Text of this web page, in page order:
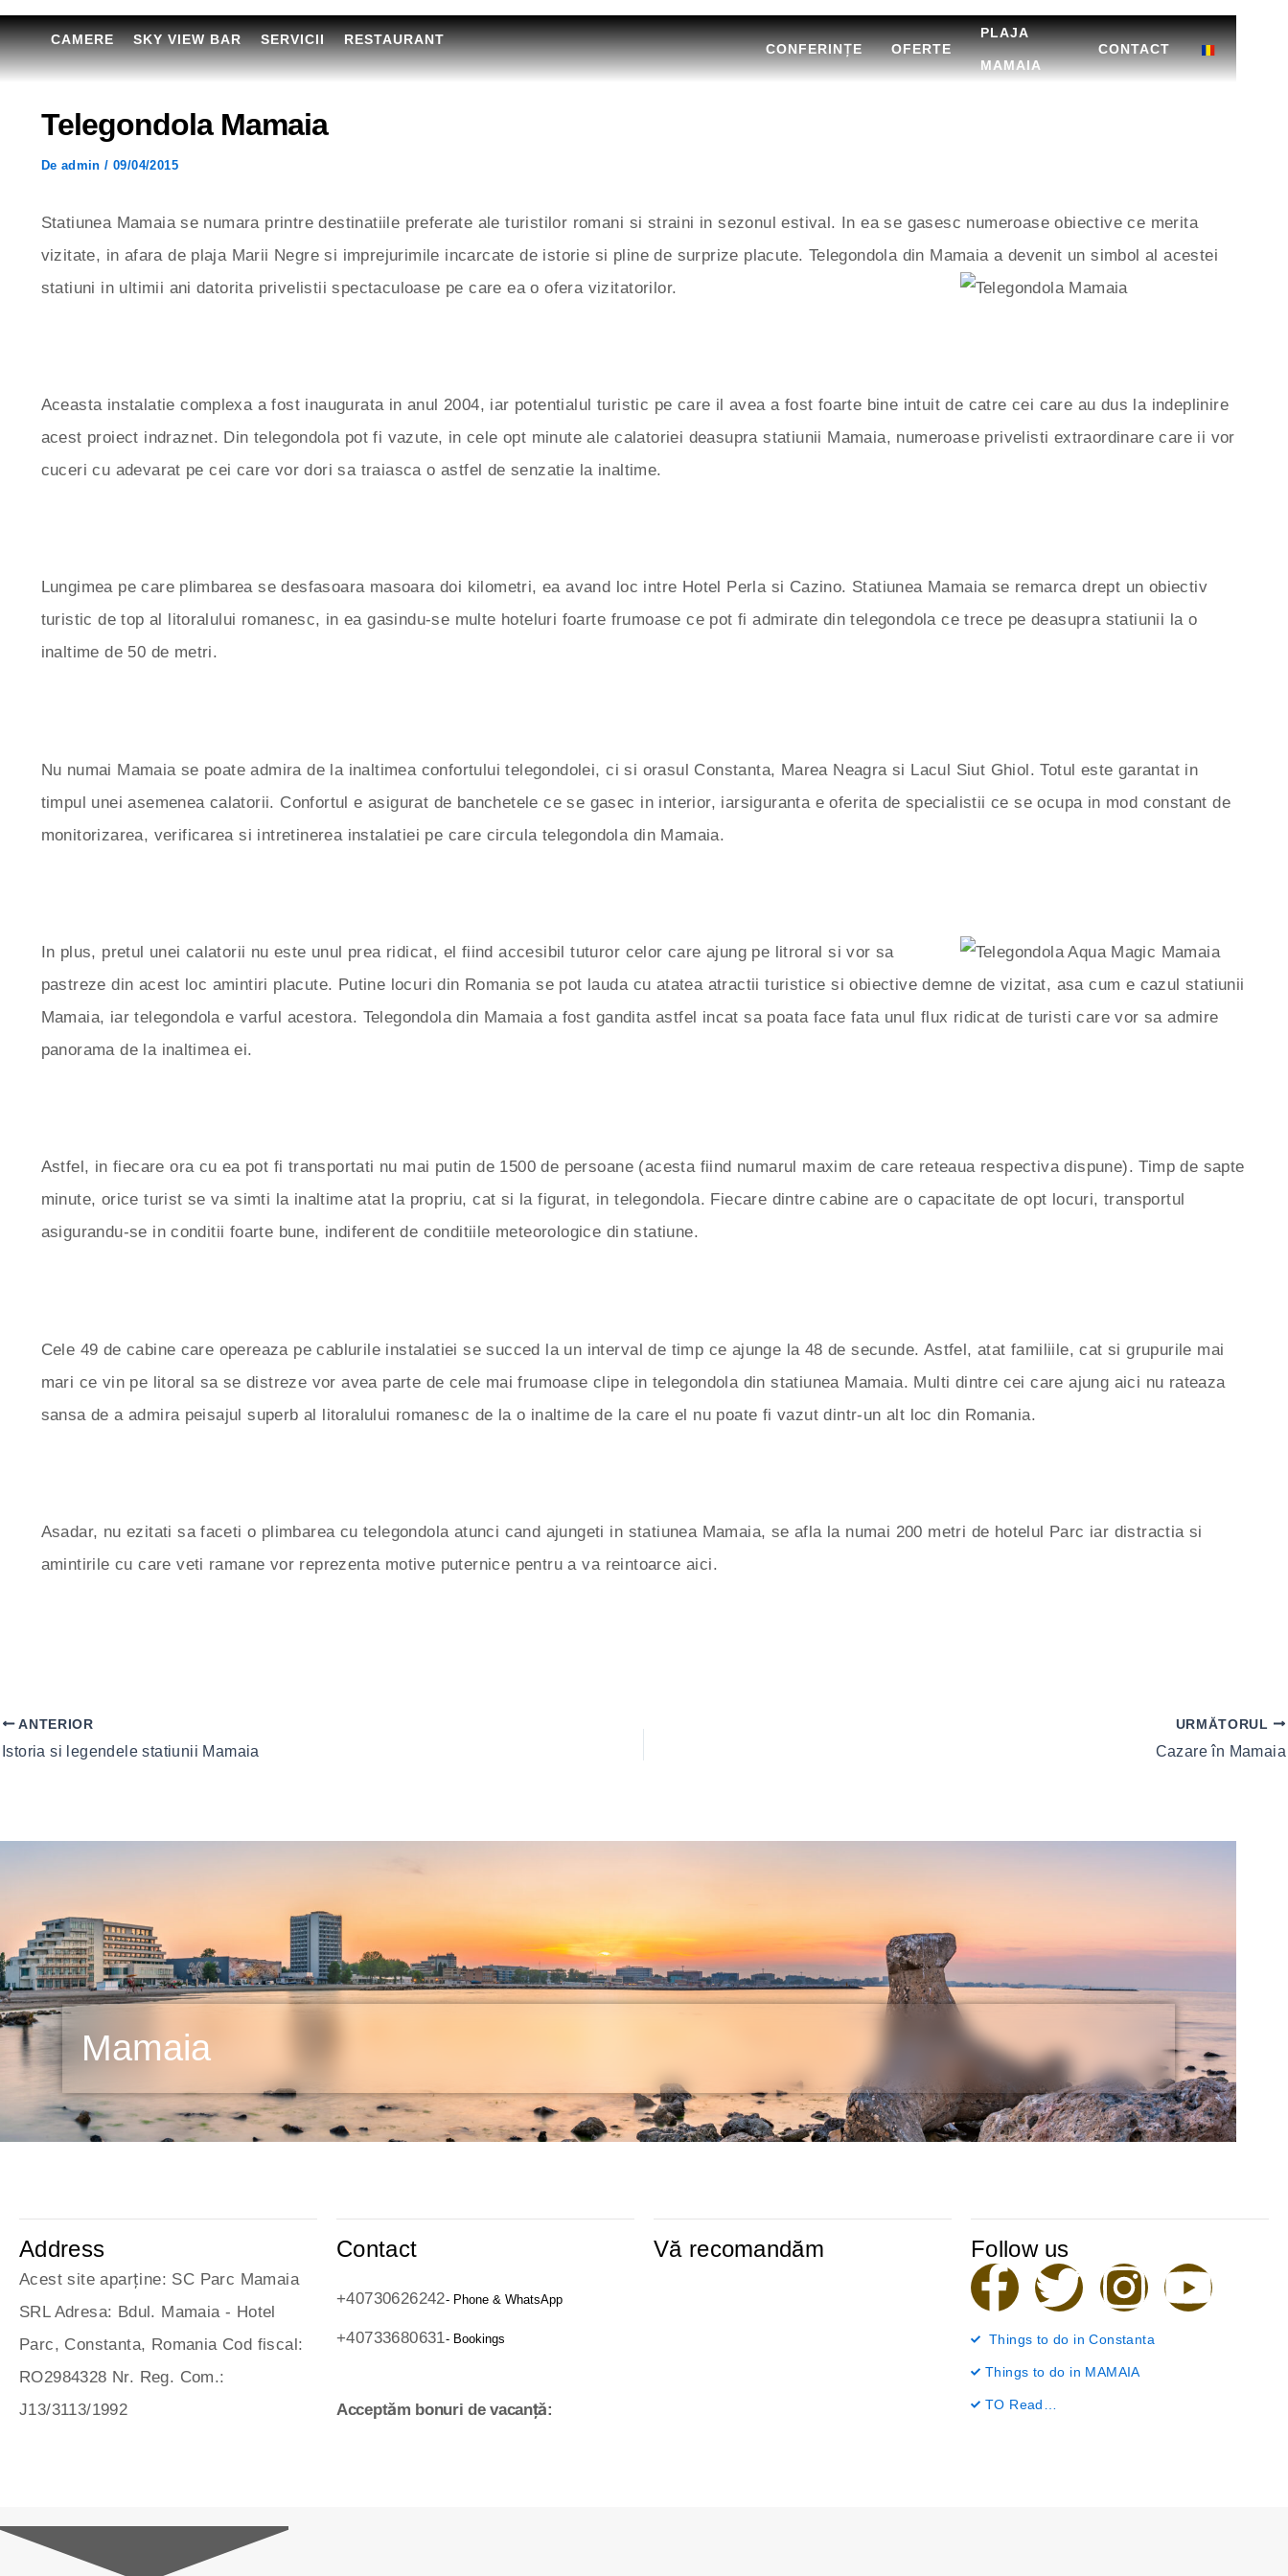
CAMERE SKY VIEW BAR SERVICII RESTAURANT
CONFERINȚE OFERTE
PLAJA
MAMAIA
CONTACT
Telegondola Mamaia
De admin/ 09/04/2015
Statiunea Mamaia se numara printre destinatiile preferate ale turistilor romani si straini in sezonul estival. In ea se gasesc numeroase obiective ce merita
vizitate, in afara de plaja Marii Negre si imprejurimile incarcate de istorie si pline de surprize placute. Telegondola din Mamaia a devenit un simbol al acestei
statiuni in ultimii ani datorita privelistii spectaculoase pe care ea o ofera vizitatorilor.
Aceasta instalatie complexa a fost inaugurata in anul 2004, iar potentialul turistic pe care il avea a fost foarte bine intuit de catre cei care au dus la indeplinire
acest proiect indraznet. Din telegondola pot fi vazute, in cele opt minute ale calatoriei deasupra statiunii Mamaia, numeroase privelisti extraordinare care ii vor
cuceri cu adevarat pe cei care vor dori sa traiasca o astfel de senzatie la inaltime.
Lungimea pe care plimbarea se desfasoara masoara doi kilometri, ea avand loc intre Hotel Perla si Cazino. Statiunea Mamaia se remarca drept un obiectiv
turistic de top al litoralului romanesc, in ea gasindu-se multe hoteluri foarte frumoase ce pot fi admirate din telegondola ce trece pe deasupra statiunii la o
inaltime de 50 de metri.
Nu numai Mamaia se poate admira de la inaltimea confortului telegondolei, ci si orasul Constanta, Marea Neagra si Lacul Siut Ghiol. Totul este garantat in
timpul unei asemenea calatorii. Confortul e asigurat de banchetele ce se gasec in interior, iarsiguranta e oferita de specialistii ce se ocupa in mod constant de
monitorizarea, verificarea si intretinerea instalatiei pe care circula telegondola din Mamaia.
In plus, pretul unei calatorii nu este unul prea ridicat, el fiind accesibil tuturor celor care ajung pe litroral si vor sa
pastreze din acest loc amintiri placute. Putine locuri din Romania se pot lauda cu atatea atractii turistice si obiective demne de vizitat, asa cum e cazul statiunii
Mamaia, iar telegondola e varful acestora. Telegondola din Mamaia a fost gandita astfel incat sa poata face fata unul flux ridicat de turisti care vor sa admire
panorama de la inaltimea ei.
Astfel, in fiecare ora cu ea pot fi transportati nu mai putin de 1500 de persoane (acesta fiind numarul maxim de care reteaua respectiva dispune). Timp de sapte
minute, orice turist se va simti la inaltime atat la propriu, cat si la figurat, in telegondola. Fiecare dintre cabine are o capacitate de opt locuri, transportul
asigurandu-se in conditii foarte bune, indiferent de conditiile meteorologice din statiune.
Cele 49 de cabine care opereaza pe cablurile instalatiei se succed la un interval de timp ce ajunge la 48 de secunde. Astfel, atat familiile, cat si grupurile mai
mari ce vin pe litoral sa se distreze vor avea parte de cele mai frumoase clipe in telegondola din statiunea Mamaia. Multi dintre cei care ajung aici nu rateaza
sansa de a admira peisajul superb al litoralului romanesc de la o inaltime de la care el nu poate fi vazut dintr-un alt loc din Romania.
Asadar, nu ezitati sa faceti o plimbarea cu telegondola atunci cand ajungeti in statiunea Mamaia, se afla la numai 200 metri de hotelul Parc iar distractia si
amintirile cu care veti ramane vor reprezenta motive puternice pentru a va reintoarce aici.
ANTERIOR
Istoria si legendele statiunii Mamaia
URMĂTORUL
Cazare în Mamaia
Mamaia
Address
Acest site aparține: SC Parc Mamaia
SRL Adresa: Bdul. Mamaia - Hotel
Parc, Constanta, Romania Cod fiscal:
RO2984328 Nr. Reg. Com.:
J13/3113/1992
Contact
+40730626242- Phone & WhatsApp
+40733680631- Bookings
Acceptăm bonuri de vacanță:
Vă recomandăm Follow us
F
a
c
T
w
i
I
n
s
Y
Things to do in Constanta
Things to do in MAMAIA
TO Read…